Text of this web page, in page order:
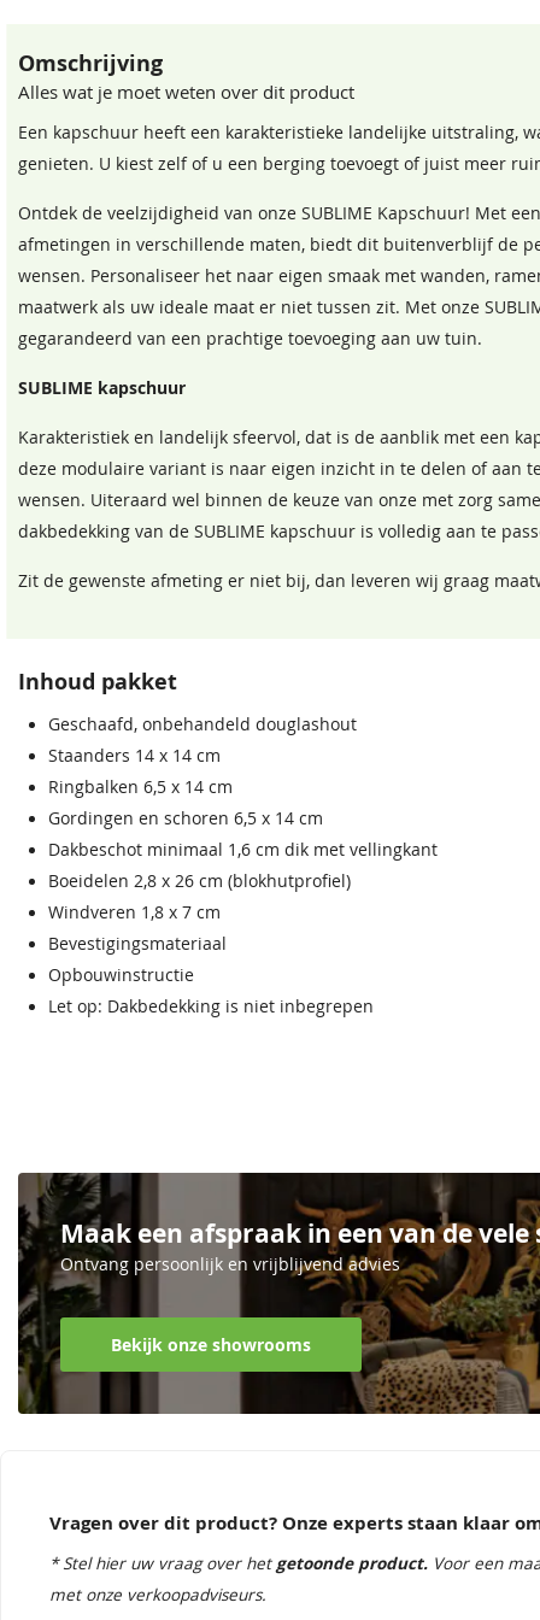
Omschrijving
Alles wat je moet weten over dit product
Een kapschuur heeft een karakteristieke landelijke uitstraling,
genieten. U kiest zelf of u een berging toevoegt of juist meer
Ontdek de veelzijdigheid van onze SUBLIME Kapschuur! Met
afmetingen in verschillende maten, biedt dit buitenverblijf de
wensen. Personaliseer het naar eigen smaak met wanden,
maatwerk als uw ideale maat er niet tussen zit. Met onze
gegarandeerd van een prachtige toevoeging aan uw tuin.
SUBLIME kapschuur
Karakteristiek en landelijk sfeervol, dat is de aanblik met een
deze modulaire variant is naar eigen inzicht in te delen of aan
wensen. Uiteraard wel binnen de keuze van onze met zorg
dakbedekking van de SUBLIME kapschuur is volledig aan te
Zit de gewenste afmeting er niet bij, dan leveren wij graag
Inhoud pakket
Geschaafd, onbehandeld douglashout
Staanders 14 x 14 cm
Ringbalken 6,5 x 14 cm
Gordingen en schoren 6,5 x 14 cm
Dakbeschot minimaal 1,6 cm dik met vellingkant
Boeidelen 2,8 x 26 cm (blokhutprofiel)
Windveren 1,8 x 7 cm
Bevestigingsmateriaal
Opbouwinstructie
Let op: Dakbedekking is niet inbegrepen
Maak een afspraak in een van de
Ontvang persoonlijk en vrijblijvend advies
Bekijk onze showrooms
Vragen over dit product? Onze experts staan klaar
* Stel hier uw vraag over het getoonde product. Voor een
met onze verkoopadviseurs.